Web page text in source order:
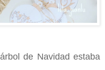
de Navidad estaba